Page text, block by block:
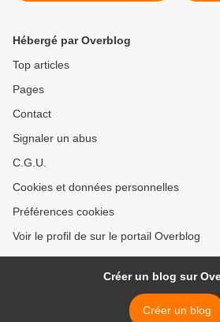
Hébergé par Overblog
Top articles
Pages
Contact
Signaler un abus
C.G.U.
Cookies et données personnelles
Préférences cookies
Voir le profil de sur le portail Overblog
Créer un blog sur
Créer un blog